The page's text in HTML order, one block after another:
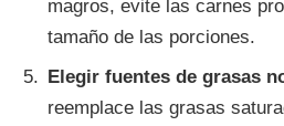
magros, evite las carnes
tamaño de las porciones.
Elegir fuentes de grasas
reemplace las grasas